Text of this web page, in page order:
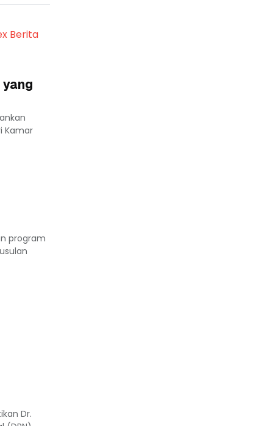
Berita
Kamar
program
Dr.